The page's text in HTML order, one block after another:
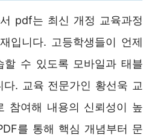
pdf는 최신 개정 교육과정
입니다. 고등학생들이 언제
할 수 있도록 모바일과 태블
다. 교육 전문가인 황선욱 교
참여해 내용의 신뢰성이 높
를 통해 핵심 개념부터 문